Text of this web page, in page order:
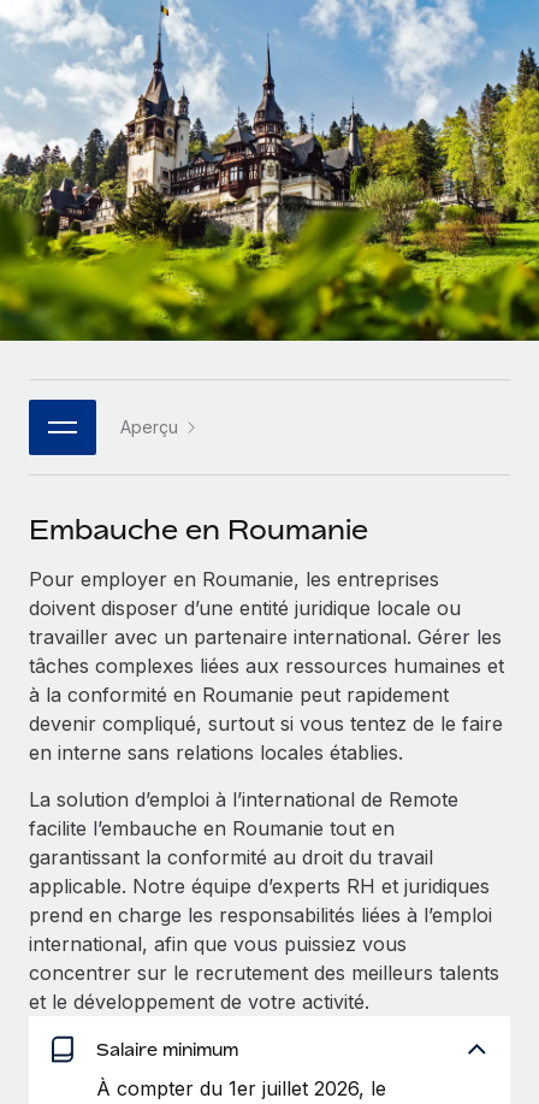
Gestion des freelances
Intégrez et gérez vos freelances partout dans le monde
PEO
Sous-traitez les opérations complexes liées à l’emploi
INFRASTRUCTURE
Intégration Remote
Intégrez vos RH aux flux de travail en toute simplicité
Plateforme
Connecter
Nouveau
Connectez n'importe quel outil d’IA à Remote grâce à
notre MCP
Intégrations
SERVICES
Demandez aux experts
Recevez des conseils d’experts sur les RH à
l’international et la conformité
Contrôles d’antécédents
Simplifiez vos processus de présélection des
candidats
Remote Watchtower
Gardez un temps d’avance sur les risques en
matière de conformité
Gestion des appareils
Achetez et suivez vos équipements informatiques
dans le monde entier
Comparer Remote
Examinez notre service par rapport aux autres
CROISSANCE
Start-ups
Des solutions agiles et internationales pour les RH et la
paie des entreprises en pleine croissance
Entreprises intermédiaires
Développez vos équipes avec des solutions RH sur
mesure
Entreprise
Les RH à l’international pour les grandes entreprises
Partenaires stratégiques de la tech
Devenir partenaire
Explorez avec nous vos opportunités de partenariat
Remote Build
Conseil en intégrations et automatisations assistées par
ÉTUDES DE CAS
Comment Weaviate, l'as de l'IA, a développé
ses effectifs de 120 % avec Remote
Weaviate en bref Weaviate crée des infrastructures open
source et AI-first. Sa mission est...
En savoir plus
Intégration Remote x BambooHR : du local à
pays
Calculateur de paiement des freelances
Découvrez les devises disponibles et les vitesses de
paiement pour vos freelances internationaux
APPRENDRE AVEC REMOTE
Recherche et guides
Études de cas
Checklists et modèles
Descriptions de postes
Salle de presse
Données sur les salaires et les talents
Centre de ressources
Obtenir de l’aide
Voir toutes les ressources
Paie multipays
Gestion des freelances
Taxes
Nederlands
Français
Deutsch
Español
Italiano
Português (Portugal)
日本語
한국어
Connexion
Aperçu
Embauche en Roumanie
Pour employer en Roumanie, les entreprises
doivent disposer d’une entité juridique locale ou
travailler avec un partenaire international. Gérer les
tâches complexes liées aux ressources humaines et
à la conformité en Roumanie peut rapidement
devenir compliqué, surtout si vous tentez de le faire
en interne sans relations locales établies.
La solution d’emploi à l’international de Remote
facilite l’embauche en Roumanie tout en
garantissant la conformité au droit du travail
applicable. Notre équipe d’experts RH et juridiques
prend en charge les responsabilités liées à l’emploi
international, afin que vous puissiez vous
concentrer sur le recrutement des meilleurs talents
et le développement de votre activité.
Salaire minimum
À compter du 1er juillet 2026, le